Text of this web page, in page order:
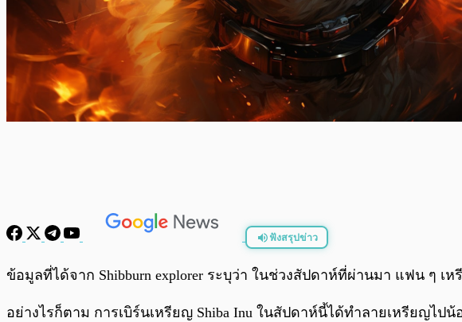
ฟังสรุปข่าว
พร้อมเล่น
ข้อมูลที่ได้จาก Shibburn explorer ระบุว่า ในช่วงสัปดาห์ที่ผ่านมา แฟน ๆ เ
อย่างไรก็ตาม การเบิร์นเหรียญ Shiba Inu ในสัปดาห์นี้ได้ทำลายเหรียญไป